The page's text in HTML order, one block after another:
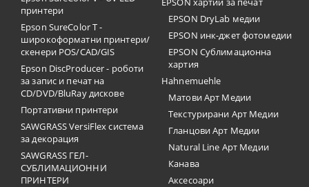
принтери
Epson SureColor T -
широкоформатни принтери/
скенери POS/CAD/GIS
Epson DiscProducer - роботи
за запис и печат на
CD/DVD/BluRay дискове
Портативни принтери
SAWGRASS VersiFlex система
за декорация
SAWGRASS ГЕЛ-
СУБЛИМАЦИОННИ
ПРИНТЕРИ
EPSON DryLab медии
EPSON инк-джет фотомедии
EPSON Сублимационна
хартия
Hahnemuehle
Матови Арт Медии
Текстурирани Арт Медии
Гланцови Арт Медии
Natural Line Арт Медии
Канава
Аксесоари